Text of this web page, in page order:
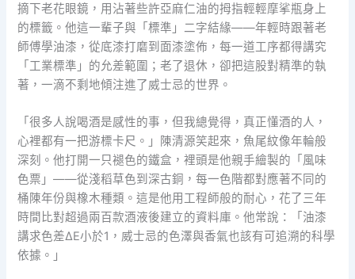
摘下老花眼鏡，用沾著些許亞麻仁油的拇指輕輕摩挲瓶身上
的標籤。他這一輩子與「標準」二字結緣——年輕時跟著老
師傅學油漆，從底漆打磨到面漆塗佈，每一道工序都得講究
「工業標準」的允差範圍；老了退休，卻把這股對精準的執
著，一滴不剩地傾注進了威士忌的世界。
「很多人說喝酒是感性的事，但我總覺得，真正懂酒的人，
心裡都有一把游標卡尺。」陳清源笑起來，魚尾紋像年輪般
深刻。他打開一只褪色的鐵盒，裡頭是他親手繪製的「風味
色票」——從淺稻草色到深古銅，每一色階都對應著不同的
桶陳年份與橡木種類。這是他用工程師般的耐心，花了三年
時間比對超過兩百款酒液後建立的資料庫。他常說：「油漆
講求色差ΔE小於1，威士忌的色澤與香氣也該有可追溯的科學
依據。」